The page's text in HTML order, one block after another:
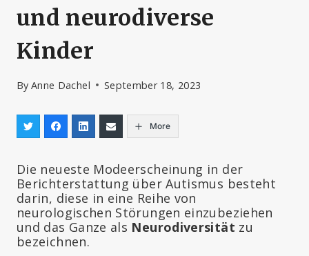
und neurodiverse
Kinder
By Anne Dachel September 18, 2023
More
Die neueste Modeerscheinung in der
Berichterstattung über Autismus besteht
darin, diese in eine Reihe von
neurologischen Störungen einzubeziehen
und das Ganze als Neurodiversität zu
bezeichnen.